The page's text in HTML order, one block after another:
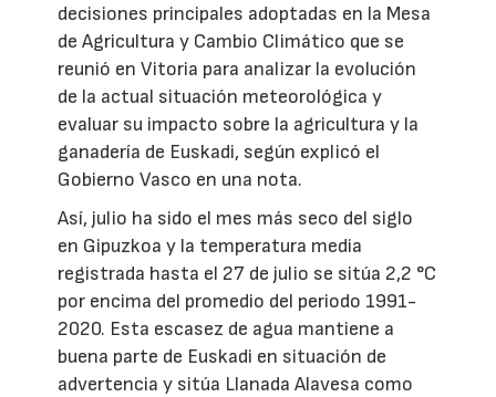
decisiones principales adoptadas en la Mesa
de Agricultura y Cambio Climático que se
reunió en Vitoria para analizar la evolución
de la actual situación meteorológica y
evaluar su impacto sobre la agricultura y la
ganadería de Euskadi, según explicó el
Gobierno Vasco en una nota.
Así, julio ha sido el mes más seco del siglo
en Gipuzkoa y la temperatura media
registrada hasta el 27 de julio se sitúa 2,2 °C
por encima del promedio del periodo 1991-
2020. Esta escasez de agua mantiene a
buena parte de Euskadi en situación de
advertencia y sitúa Llanada Alavesa como